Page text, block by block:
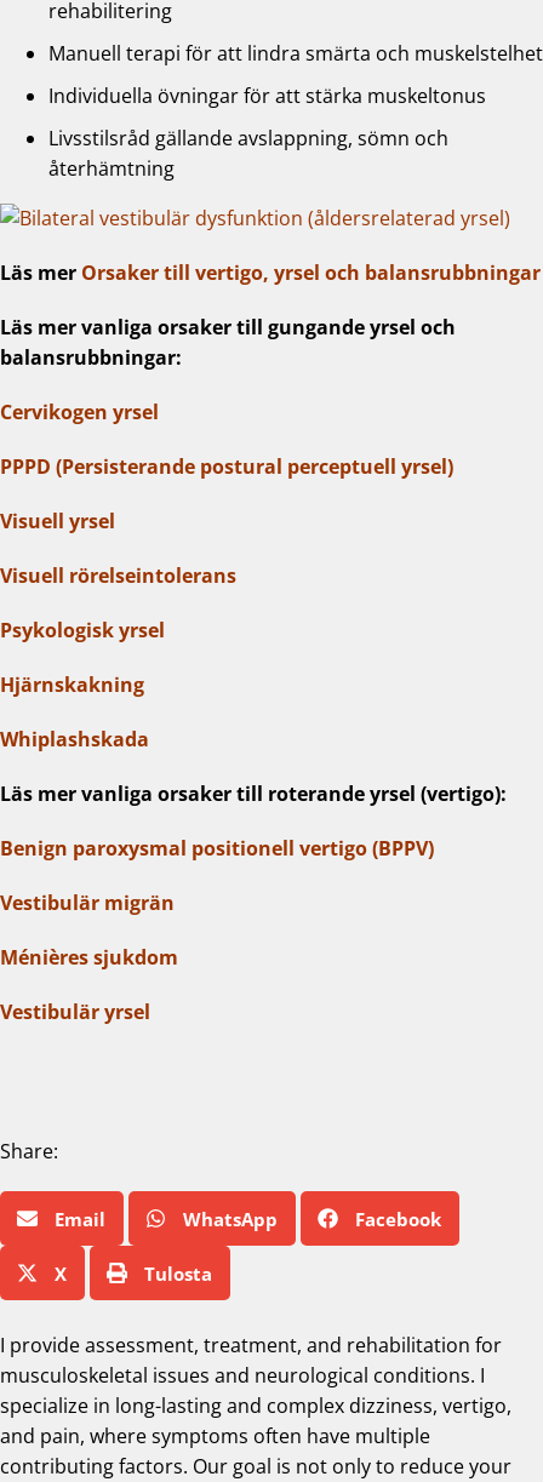
rehabilitering
Manuell terapi för att lindra smärta och muskelstelhet
Individuella övningar för att stärka muskeltonus
Livsstilsråd gällande avslappning, sömn och
återhämtning
Läs mer Orsaker till vertigo, yrsel och balansrubbningar
Läs mer vanliga orsaker till gungande yrsel och
balansrubbningar:
Cervikogen yrsel
PPPD (Persisterande postural perceptuell yrsel)
Visuell yrsel
Visuell rörelseintolerans
Psykologisk yrsel
Hjärnskakning
Whiplashskada
Läs mer vanliga orsaker till roterande yrsel (vertigo):
Benign paroxysmal positionell vertigo (BPPV)
Vestibulär migrän
Ménières sjukdom
Vestibulär yrsel
Share:
Email WhatsApp Facebook
X Tulosta
I provide assessment, treatment, and rehabilitation for
musculoskeletal issues and neurological conditions. I
specialize in long-lasting and complex dizziness, vertigo,
and pain, where symptoms often have multiple
contributing factors. Our goal is not only to reduce your